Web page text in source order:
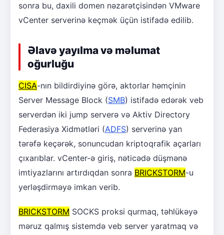
sonra bu, daxili domen nəzarətçisindən VMware
vCenter serverinə keçmək üçün istifadə edilib.
Əlavə yayılma və məlumat
oğurluğu
CISA-nın bildirdiyinə görə, aktorlar həmçinin
Server Message Block (SMB) istifadə edərək veb
serverdən iki jump serverə və Aktiv Directory
Federasiya Xidmətləri (ADFS) serverinə yan
tərəfə keçərək, sonuncudan kriptoqrafik açarları
çıxarıblar. vCenter-ə giriş, nəticədə düşmənə
imtiyazlarını artırdıqdan sonra BRICKSTORM-u
yerləşdirməyə imkan verib.
BRICKSTORM SOCKS proksi qurmaq, təhlükəyə
məruz qalmış sistemdə veb server yaratmaq və